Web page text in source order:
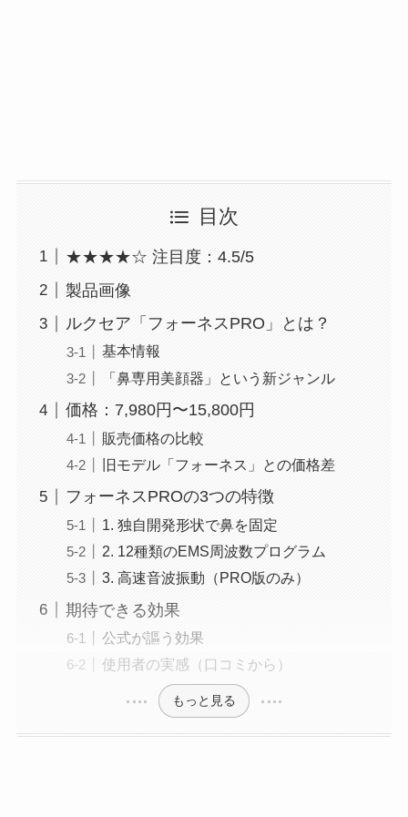
目次
★★★★☆ 注目度：4.5/5
製品画像
ルクセア「フォーネスPRO」とは？
基本情報
「鼻専用美顔器」という新ジャンル
価格：7,980円〜15,800円
販売価格の比較
旧モデル「フォーネス」との価格差
フォーネスPROの3つの特徴
1. 独自開発形状で鼻を固定
2. 12種類のEMS周波数プログラム
3. 高速音波振動（PRO版のみ）
期待できる効果
公式が謳う効果
使用者の実感（口コミから）
もっと見る